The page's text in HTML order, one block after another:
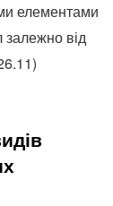
елементами
від